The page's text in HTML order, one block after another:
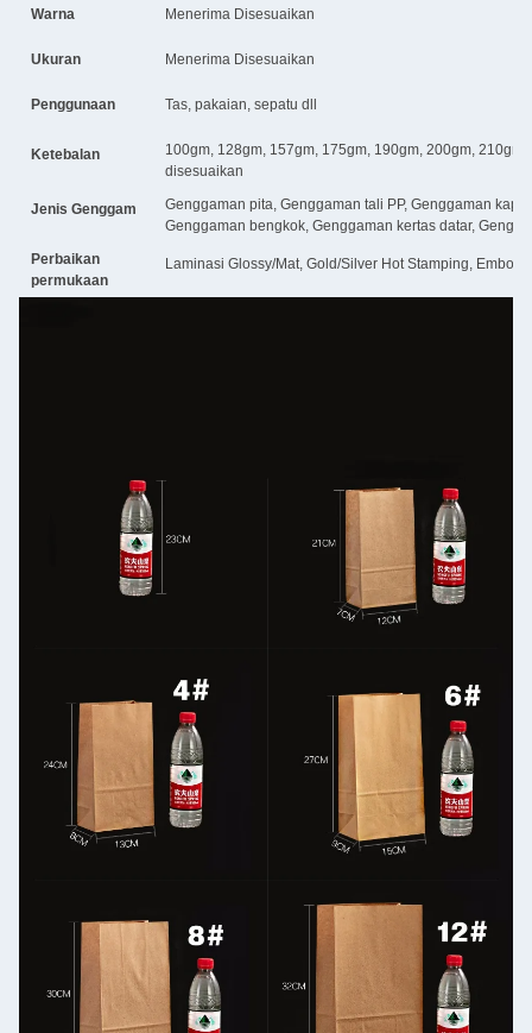
Warna Menerima Disesuaikan
Ukuran Menerima Disesuaikan
Penggunaan Tas, pakaian, sepatu dll
Ketebalan
100gm, 128gm, 157gm, 175gm, 190gm, 200gm,
disesuaikan
Jenis Genggam
Genggaman pita, Genggaman tali PP, Genggaman
Genggaman bengkok, Genggaman kertas datar,
Perbaikan
permukaan
Laminasi Glossy/Mat, Gold/Silver Hot Stamping,